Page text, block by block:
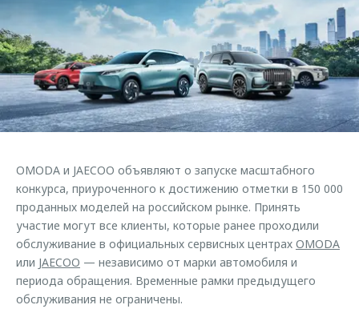
Страхование
Кредитный калькулятор
Аксессуары
Одежда и сувениры
Оригинальные аксессуары
Трейд-ин
Калькулятор трейд-ин
Клиентская поддержка
O&J Автоклуб
Клуб владельцев OMODA
Приложение O&J
Аксессуары
Оригинальные аксессуары
Запчасти
Обратная связь
OMODA и JAECOO объявляют о запуске масштабного
конкурса, приуроченного к достижению отметки в 150 000
проданных моделей на российском рынке. Принять
участие могут все клиенты, которые ранее проходили
обслуживание в официальных сервисных центрах OMODA
или JAECOO — независимо от марки автомобиля и
периода обращения. Временные рамки предыдущего
обслуживания не ограничены.